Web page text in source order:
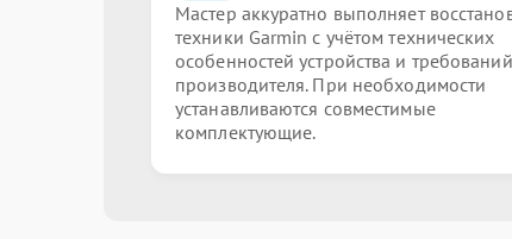
Мастер аккуратно выполняет
техники Garmin с учётом технических
особенностей устройства и требований
производителя. При необходимости
устанавливаются совместимые
комплектующие.